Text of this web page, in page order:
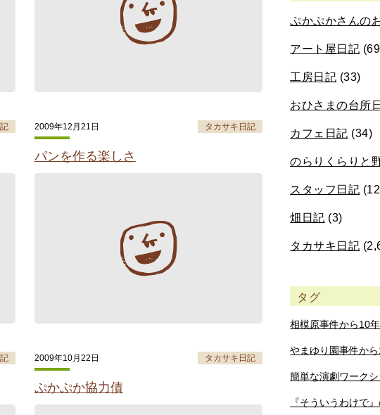
2009年12月21日 タカサキ日記
パンを作る楽しさ
2009年10月22日 タカサキ日記
ぷかぷか協力債
ぷかぷかさんの
アート屋日記
工房日記 (33)
おひさまの台所
カフェ日記 (34)
のらりくらりと
スタッフ日記
畑日記 (3)
タカサキ日記
タグ
相模原事件から10年
やまゆり園事件か
簡単な演劇ワーク
『そういうわけで